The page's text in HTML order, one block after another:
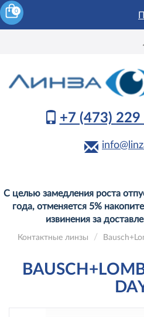
+7 (473) 229
0
С целью замедления роста
года, отменяется 5%
извинения за
Контактные линзы